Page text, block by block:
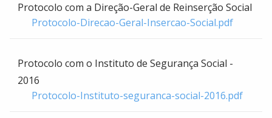
Protocolo com a Direção-Geral de Reinserção Social
Protocolo-Direcao-Geral-Insercao-Social.pdf
Protocolo com o Instituto de Segurança Social -
2016
Protocolo-Instituto-seguranca-social-2016.pdf